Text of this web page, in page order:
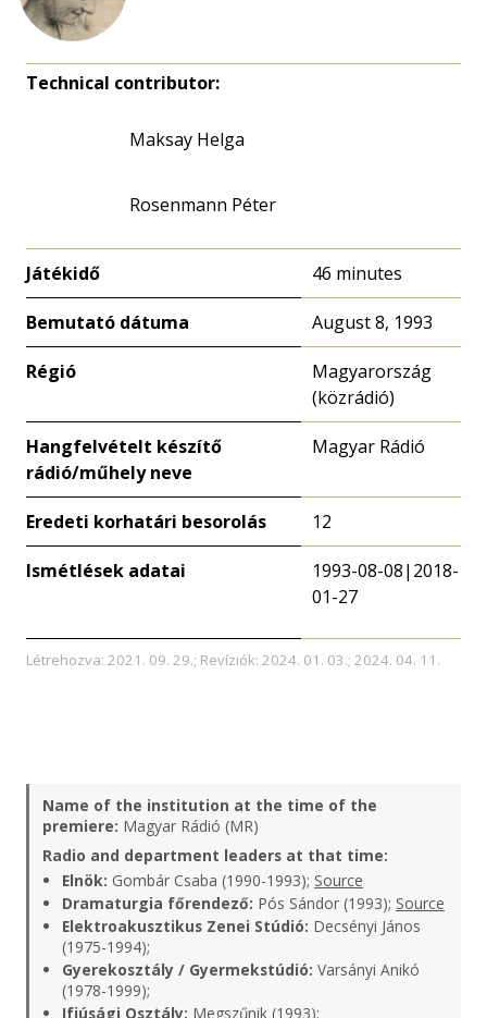
Technical contributor:
Maksay Helga
Rosenmann Péter
Játékidő 46 minutes
Bemutató dátuma August 8, 1993
Régió
Magyarország
(közrádió)
Hangfelvételt készítő
rádió/műhely neve
Magyar Rádió
Eredeti korhatári besorolás 12
Ismétlések adatai
1993-08-08|2018-
01-27
Létrehozva: 2021. 09. 29.; Revíziók: 2024. 01. 03.; 2024. 04. 11.
Name of the institution at the time of the
premiere: Magyar Rádió (MR)
Radio and department leaders at that time:
Elnök: Gombár Csaba (1990-1993); Source
Dramaturgia főrendező: Pós Sándor (1993); Source
Elektroakusztikus Zenei Stúdió: Decsényi János
(1975-1994);
Gyerekosztály / Gyermekstúdió: Varsányi Anikó
(1978-1999);
Ifjúsági Osztály: Megszűnik (1993);